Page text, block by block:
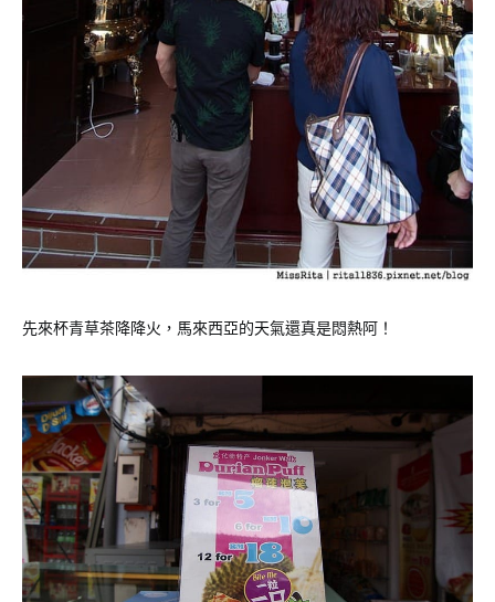
先來杯青草茶降降火，馬來西亞的天氣還真是悶熱阿！